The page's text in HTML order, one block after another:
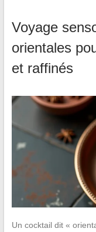
Voyage
orientales
et raffinés
Un cocktail dit «